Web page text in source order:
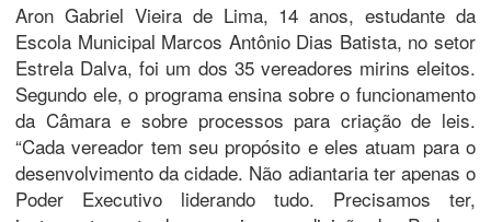
Aron Gabriel Vieira de Lima, 14 anos, estudante da
Escola Municipal Marcos Antônio Dias Batista, no setor
Estrela Dalva, foi um dos 35 vereadores mirins eleitos.
Segundo ele, o programa ensina sobre o funcionamento
da Câmara e sobre processos para criação de leis.
“Cada vereador tem seu propósito e eles atuam para o
desenvolvimento da cidade. Não adiantaria ter apenas o
Poder Executivo liderando tudo. Precisamos ter,